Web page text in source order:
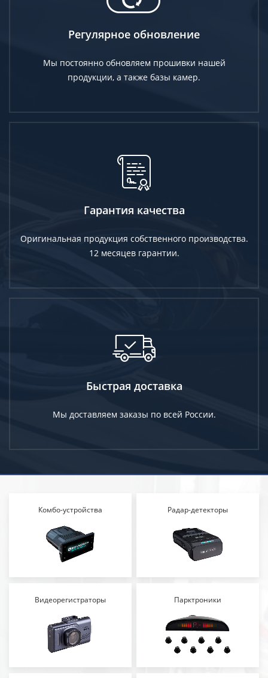
Регулярное обновление
Мы постоянно обновляем прошивки нашей
продукции, а также базы камер.
Гарантия качества
Оригинальная продукция собственного производства.
12 месяцев гарантии.
Быстрая доставка
Мы доставляем заказы по всей России.
Комбо-устройства Радар-детекторы
Видеорегистраторы Парктроники